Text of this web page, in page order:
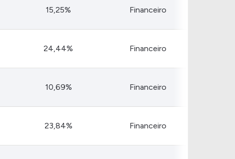
Guia do Iniciante
15,25% Financeiro
24,44% Financeiro
10,69% Financeiro
23,84% Financeiro